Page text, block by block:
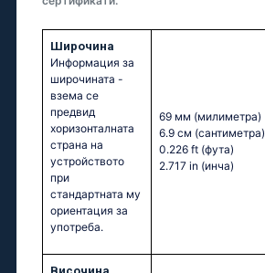
Широчина
Информация за
широчината -
взема се
предвид
хоризонталната
страна на
устройството
при
стандартната му
ориентация за
употреба.
69 мм (милиметра)
6.9 см (сантиметра)
0.226 ft (фута)
2.717 in (инча)